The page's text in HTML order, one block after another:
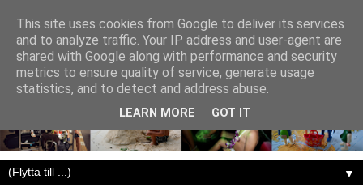
▼
This site uses cookies from Google to deliver its services
and to analyze traffic. Your IP address and user-agent are
shared with Google along with performance and security
metrics to ensure quality of service, generate usage
statistics, and to detect and address abuse.
LEARN MORE GOT IT